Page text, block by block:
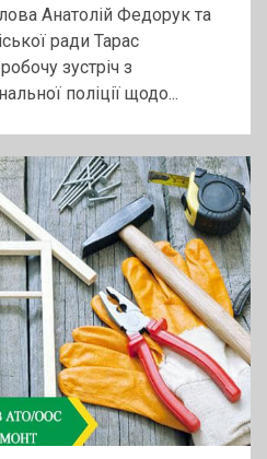
Анатолій Федорук та
ради Тарас
зустріч з
поліції щодо...